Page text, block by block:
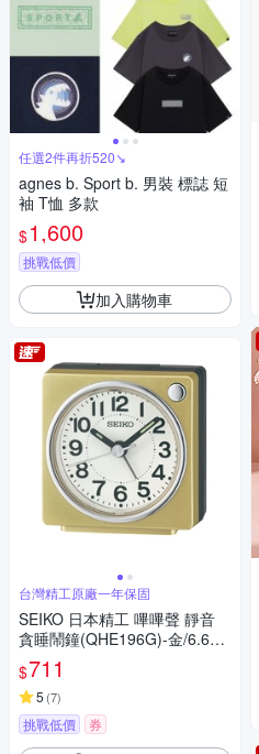
任選2件再折520↘
agnes b. Sport b. 男裝 標誌 短
袖 T恤 多款
$1,600
挑戰低價
加入購物車
台灣精工原廠一年保固
SEIKO 日本精工 嗶嗶聲 靜音
貪睡鬧鐘(QHE196G)-金/6.6X
6.6cm
$711
5 (7)
挑戰低價 券